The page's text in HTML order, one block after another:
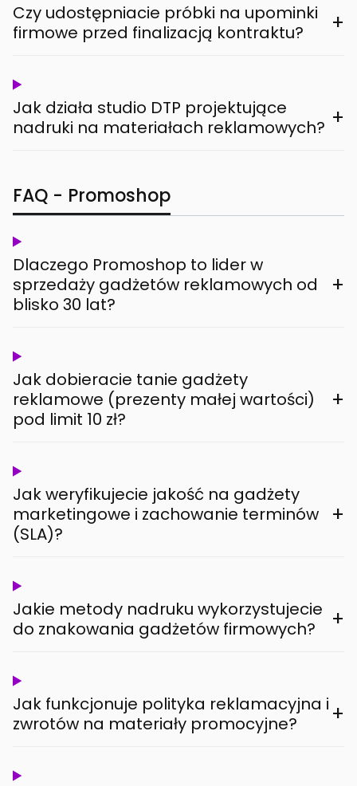
Czy udostępniacie próbki na upominki
firmowe przed finalizacją kontraktu?
+
Jak działa studio DTP projektujące
nadruki na materiałach reklamowych? +
FAQ - Promoshop
Dlaczego Promoshop to lider w
sprzedaży gadżetów reklamowych od
blisko 30 lat?
+
Jak dobieracie tanie gadżety
reklamowe (prezenty małej wartości)
pod limit 10 zł?
+
Jak weryfikujecie jakość na gadżety
marketingowe i zachowanie terminów
(SLA)?
+
Jakie metody nadruku wykorzystujecie
do znakowania gadżetów firmowych?
+
Jak funkcjonuje polityka reklamacyjna i
zwrotów na materiały promocyjne?
+